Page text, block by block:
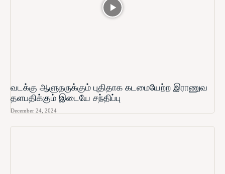
வடக்கு ஆளுநருக்கும் புதிதாக கடமையேற்ற இராணுவ
தளபதிக்கும் இடையே சந்திப்பு
December 24, 2024